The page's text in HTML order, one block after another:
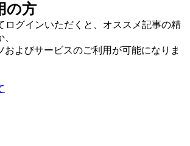
の方
ログインいただくと、オススメ記事の精
およびサービスのご利用が可能になりま